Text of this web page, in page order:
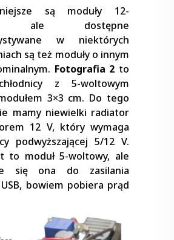
są moduły 12-
ale dostępne
w niektórych
są też moduły o innym
Fotografia 2 to
z 5-woltowym
3×3 cm. Do tego
mamy niewielki radiator
12 V, który wymaga
podwyższającej 5/12 V.
to moduł 5-woltowy, ale
się ona do zasilania
bowiem pobiera prąd